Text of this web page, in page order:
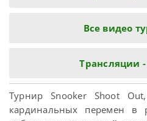
Все видео
Трансляции
Турнир Snooker Shoot
кардинальных перемен в